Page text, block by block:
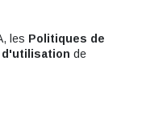
les Politiques de
de